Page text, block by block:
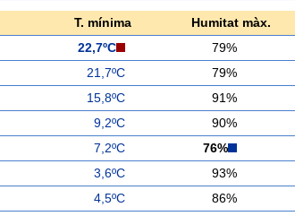
T. mínima Humitat màx.
22,7ºC 79%
21,7ºC 79%
15,8ºC 91%
9,2ºC 90%
7,2ºC 76%
3,6ºC 93%
4,5ºC 86%